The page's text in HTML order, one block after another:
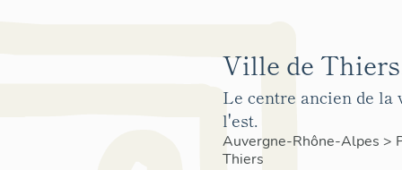
Ville de
Le centre ancien de
l'est.
Auvergne-Rhône-Alpes >
Thiers